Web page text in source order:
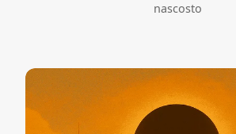
nascosto